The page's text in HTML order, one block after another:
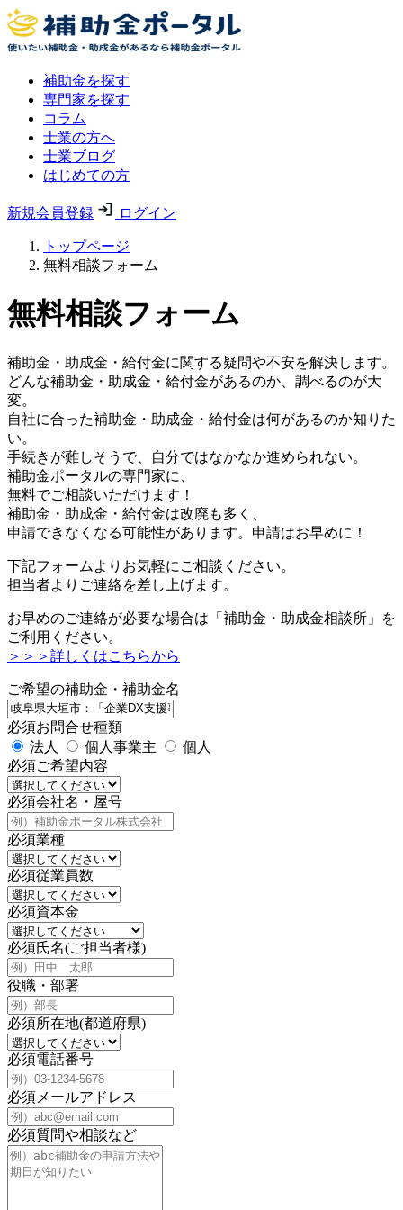
補助金を探す
専門家を探す
コラム
士業の方へ
士業ブログ
はじめての方
新規会員登録 ログイン
トップページ
無料相談フォーム
無料相談フォーム
補助金・助成金・給付金に関する疑問や不安を解決します。
どんな補助金・助成金・給付金があるのか、調べるのが大
変。
自社に合った補助金・助成金・給付金は何があるのか知りた
い。
手続きが難しそうで、自分ではなかなか進められない。
補助金ポータルの専門家に、
無料でご相談いただけます！
補助金・助成金・給付金は改廃も多く、
申請できなくなる可能性があります。申請はお早めに！
下記フォームよりお気軽にご相談ください。
担当者よりご連絡を差し上げます。
お早めのご連絡が必要な場合は「補助金・助成金相談所」を
ご利用ください。
＞＞＞詳しくはこちらから
ご希望の補助金・補助金名
必須お問合せ種類
法人
個人事業主
個人
必須ご希望内容
必須会社名・屋号
必須業種
必須従業員数
必須資本金
必須氏名(ご担当者様)
役職・部署
必須所在地(都道府県)
必須電話番号
必須 メールアドレス
必須質問や相談など